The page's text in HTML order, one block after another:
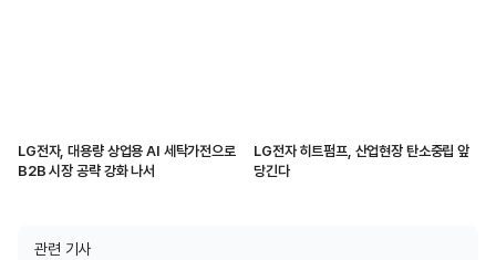
LG전자, 대용량 상업용 AI 세탁가전으로
B2B 시장 공략 강화 나서
LG전자 히트펌프, 산업현장 탄소중립 앞
당긴다
관련 기사